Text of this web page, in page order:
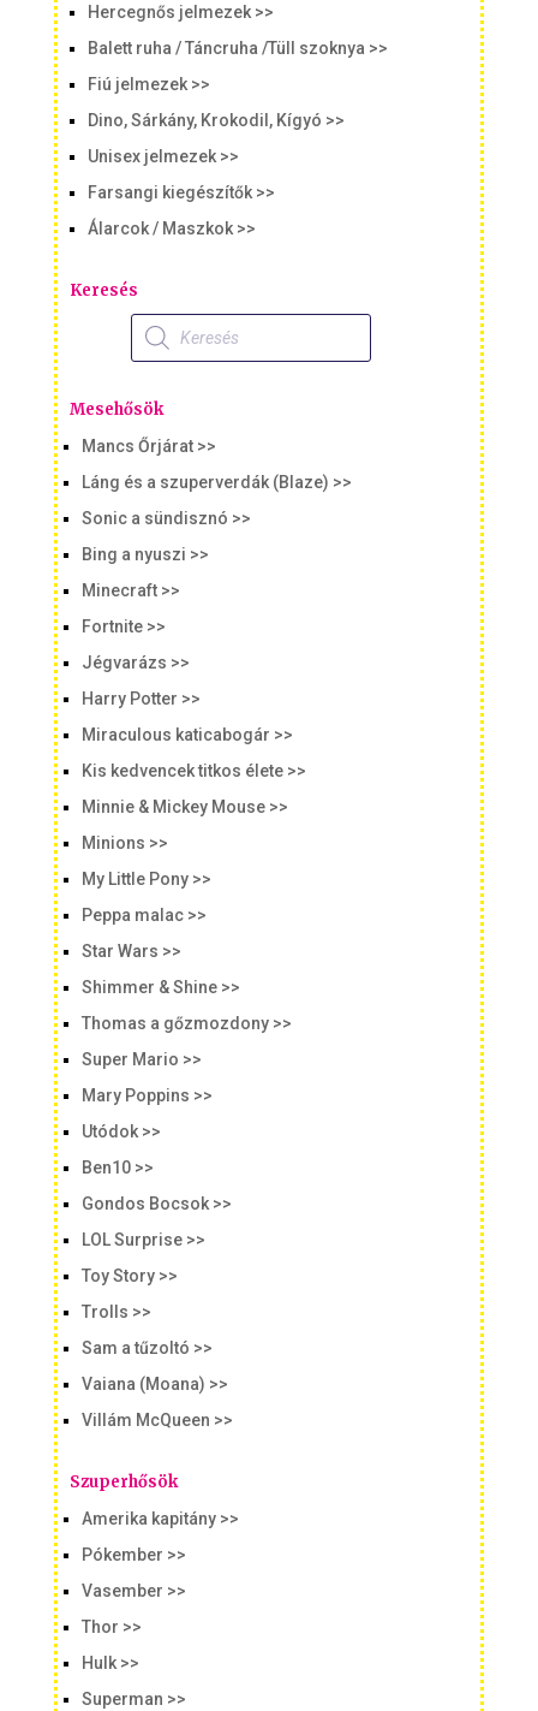
Hercegnős jelmezek >>
Balett ruha / Táncruha /Tüll szoknya >>
Fiú jelmezek >>
Dino, Sárkány, Krokodil, Kígyó >>
Unisex jelmezek >>
Farsangi kiegészítők >>
Álarcok / Maszkok >>
Keresés
Products
search
Mesehősök
Mancs Őrjárat >>
Láng és a szuperverdák (Blaze) >>
Sonic a sündisznó >>
Bing a nyuszi >>
Minecraft >>
Fortnite >>
Jégvarázs >>
Harry Potter >>
Miraculous katicabogár >>
Kis kedvencek titkos élete >>
Minnie & Mickey Mouse >>
Minions >>
My Little Pony >>
Peppa malac >>
Star Wars >>
Shimmer & Shine >>
Thomas a gőzmozdony >>
Super Mario >>
Mary Poppins >>
Utódok >>
Ben10 >>
Gondos Bocsok >>
LOL Surprise >>
Toy Story >>
Trolls >>
Sam a tűzoltó >>
Vaiana (Moana) >>
Villám McQueen >>
Szuperhősök
Amerika kapitány >>
Pókember >>
Vasember >>
Thor >>
Hulk >>
Superman >>